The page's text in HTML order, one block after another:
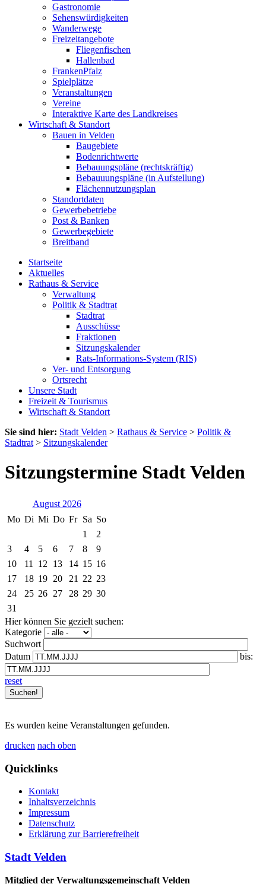
Gastronomie
Sehenswürdigkeiten
Wanderwege
Freizeitangebote
Fliegenfischen
Hallenbad
FrankenPfalz
Spielplätze
Veranstaltungen
Vereine
Interaktive Karte des Landkreises
Wirtschaft & Standort
Bauen in Velden
Baugebiete
Bodenrichtwerte
Bebauungspläne (rechtskräftig)
Bebauuungspläne (in Aufstellung)
Flächennutzungsplan
Standortdaten
Gewerbebetriebe
Post & Banken
Gewerbegebiete
Breitband
Startseite
Aktuelles
Rathaus & Service
Verwaltung
Politik & Stadtrat
Stadtrat
Ausschüsse
Fraktionen
Sitzungskalender
Rats-Informations-System (RIS)
Ver- und Entsorgung
Ortsrecht
Unsere Stadt
Freizeit & Tourismus
Wirtschaft & Standort
Sie sind hier: Stadt Velden > Rathaus & Service > Politik &
Stadtrat > Sitzungskalender
Sitzungstermine Stadt Velden
August 2026
Mo Di Mi Do Fr Sa So
1
2
3
4 5 6 7 8
9
10
11 12 13 14 15 16
17
18 19 20 21 22 23
24
25 26 27 28 29 30
31
Hier können Sie gezielt suchen:
Kategorie
Suchwort
Datum
bis:
reset
Es wurden keine Veranstaltungen gefunden.
drucken nach oben
Quicklinks
Kontakt
Inhaltsverzeichnis
Impressum
Datenschutz
Erklärung zur Barrierefreiheit
Stadt Velden
Mitglied der Verwaltungsgemeinschaft Velden